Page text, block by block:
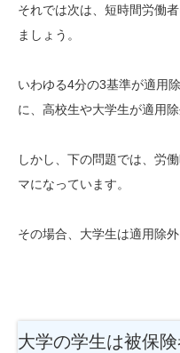
それでは次は、短時間労働
ましょう。
いわゆる4分の3基準が適用
に、高校生や大学生が適用除
しかし、下の問題では、労
マになっています。
その場合、大学生は適用除
大学の学生は被保